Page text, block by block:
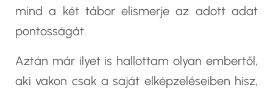
mind a két tábor elismerje az adott adat
pontosságát.
Aztán már ilyet is hallottam olyan embertől,
aki vakon csak a saját elképzeléseiben hisz,